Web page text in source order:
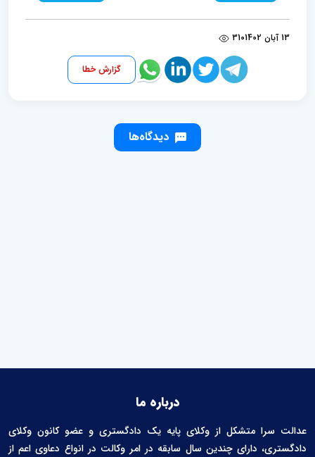
13 آبان 1402 310
گزارش خطا
دیدگاه‌ها
درباره ما
عدالت سرا متشکل از وکلای پایه یک دادگستری و عضو کانون وکلای
دادگستری، دارای چندین سال سابقه در امر وکالت در انواع دعاوی اعم از